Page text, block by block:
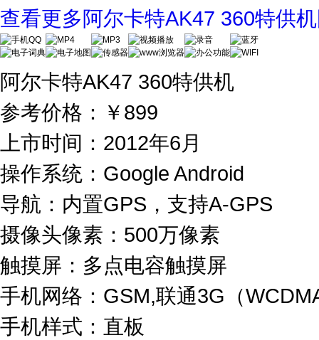
查看更多阿尔卡特AK47 360特供
阿尔卡特AK47 360特供机
参考价格： ￥899
上市时间：2012年6月
操作系统：Google Android
导航：内置GPS，支持A-GPS
摄像头像素：500万像素
触摸屏：多点电容触摸屏
手机网络：GSM,联通3G（
手机样式：直板